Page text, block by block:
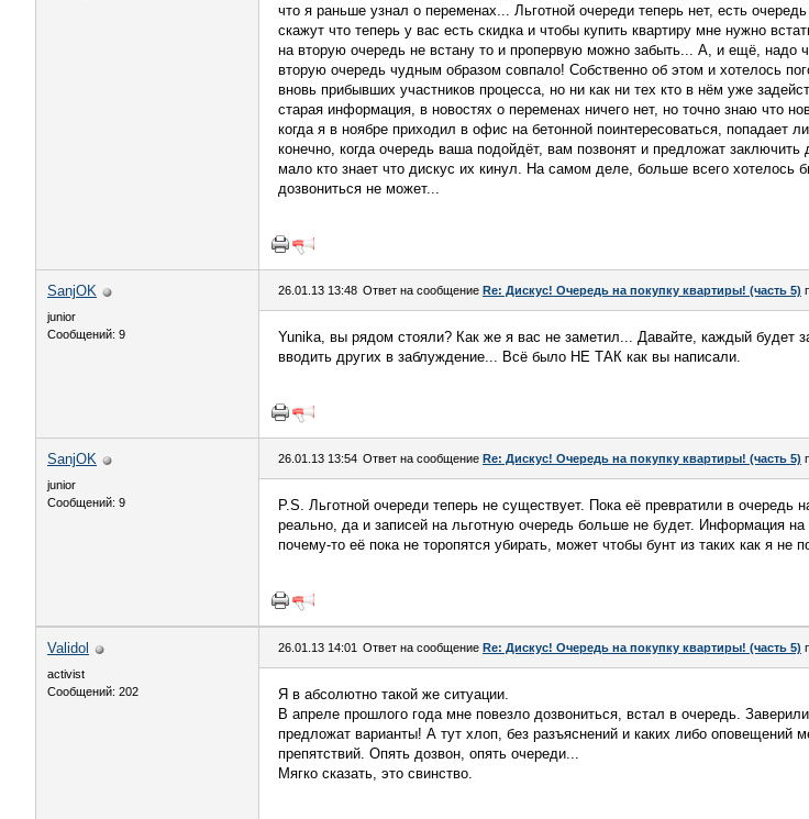
что я раньше узнал о переменах... Льготной очереди теперь нет, есть
скажут что теперь у вас есть скидка и чтобы купить квартиру мне нужно
на вторую очередь не встану то и пропервую можно забыть... А, и ещё, надо
вторую очередь чудным образом совпало! Собственно об этом и хотелось
вновь прибывших участников процесса, но ни как ни тех кто в нём уже
старая информация, в новостях о переменах ничего нет, но точно знаю что
когда я в ноябре приходил в офис на бетонной поинтересоваться, попадает
конечно, когда очередь ваша подойдёт, вам позвонят и предложат
мало кто знает что дискус их кинул. На самом деле, больше всего хотелось
дозвониться не может...
SanjOK
junior
Сообщений: 9
26.01.13 13:48 Ответ на сообщение Re: Дискус! Очередь на покупку квартиры! (часть 5)
Yunika, вы рядом стояли? Как же я вас не заметил... Давайте, каждый будет
вводить других в заблуждение... Всё было НЕ ТАК как вы написали.
SanjOK
junior
Сообщений: 9
26.01.13 13:54 Ответ на сообщение Re: Дискус! Очередь на покупку квартиры! (часть 5)
P.S. Льготной очереди теперь не существует. Пока её превратили в очередь
реально, да и записей на льготную очередь больше не будет. Информация на
почему-то её пока не торопятся убирать, может чтобы бунт из таких как я не
Validol
activist
Сообщений: 202
26.01.13 14:01 Ответ на сообщение Re: Дискус! Очередь на покупку квартиры! (часть 5)
Я в абсолютно такой же ситуации.
В апреле прошлого года мне повезло дозвониться, встал в очередь.
предложат варианты! А тут хлоп, без разъяснений и каких либо оповещений
препятствий. Опять дозвон, опять очереди...
Мягко сказать, это свинство.